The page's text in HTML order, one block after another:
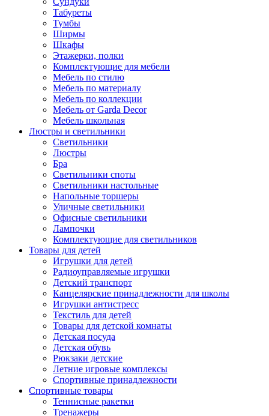
Табуреты
Тумбы
Ширмы
Шкафы
Этажерки, полки
Комплектующие для мебели
Мебель по стилю
Мебель по материалу
Мебель по коллекции
Мебель от Garda Decor
Мебель школьная
Люстры и светильники
Светильники
Люстры
Бра
Светильники споты
Светильники настольные
Напольные торшеры
Уличные светильники
Офисные светильники
Лампочки
Комплектующие для светильников
Товары для детей
Игрушки для детей
Радиоуправляемые игрушки
Детский транспорт
Канцелярские принадлежности для школы
Игрушки антистресс
Текстиль для детей
Товары для детской комнаты
Детская посуда
Детская обувь
Рюкзаки детские
Летние игровые комплексы
Спортивные принадлежности
Спортивные товары
Теннисные ракетки
Тренажеры